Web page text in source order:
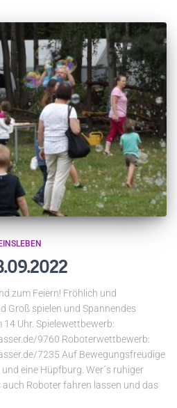
zum Feiern! Fröhlich und
Groß spielen und Spannendes
Uhr. Spielewettbewerb:
9760 Roboterwettbewerb:
7235 Auf Bewegungsfreudige
eine Hüpfburg. Wer´s ruhiger
Roboter fahren lassen und das